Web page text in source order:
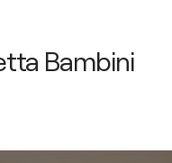
Bambini